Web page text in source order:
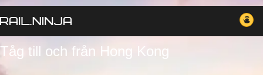
Tåg till och från Hong Kong